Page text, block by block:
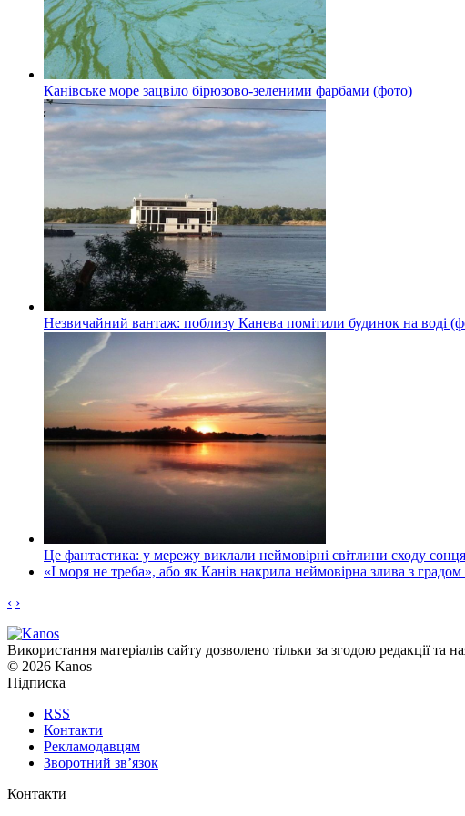
Канівське море зацвіло бірюзово-зеленими фарбами (фото)
Незвичайний вантаж: поблизу Канева помітили будинок на воді
Це фантастика: у мережу виклали неймовірні світлини сходу
«І моря не треба», або як Канів накрила неймовірна злива з
‹ ›
Використання матеріалів сайту дозволено тільки за згодою редакції та
© 2026 Kanos
Підписка
RSS
Контакти
Рекламодавцям
Зворотний зв’язок
Контакти